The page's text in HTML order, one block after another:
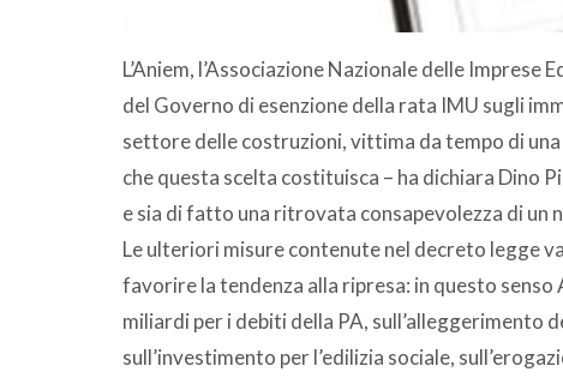
L’Aniem, l’Associazione Nazionale delle
del Governo di esenzione della rata IMU sugli
settore delle costruzioni, vittima da tempo di
che questa scelta costituisca – ha dichiara Dino
e sia di fatto una ritrovata consapevolezza di un
Le ulteriori misure contenute nel decreto legge
favorire la tendenza alla ripresa: in questo
miliardi per i debiti della PA, sull’alleggerimento
sull’investimento per l’edilizia sociale,